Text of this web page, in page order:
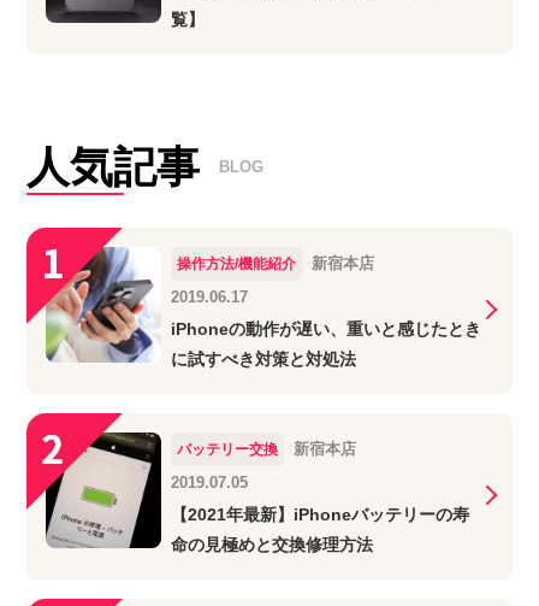
覧】
人気記事 BLOG
操作方法/機能紹介
新宿本店
2019.06.17
iPhoneの動作が遅い、重いと感じたとき
に試すべき対策と対処法
バッテリー交換
新宿本店
2019.07.05
【2021年最新】iPhoneバッテリーの寿
命の見極めと交換修理方法